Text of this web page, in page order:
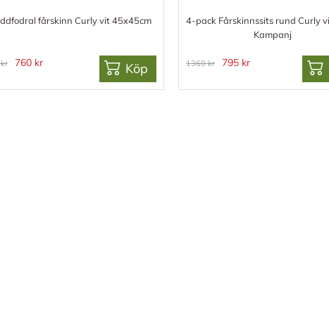
fårskinn Curly vit 45x45cm
760 kr Köp
4-pack Fårskinnssits rund Curly
Kampanj
1360 kr 795 kr